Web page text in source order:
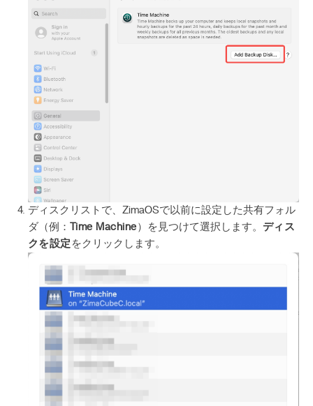
ディスクリストで、ZimaOSで以前に設定した共有フォル
ダ（例： Time Machine ）を見つけて選択します。 ディス
クを設定 をクリックします。